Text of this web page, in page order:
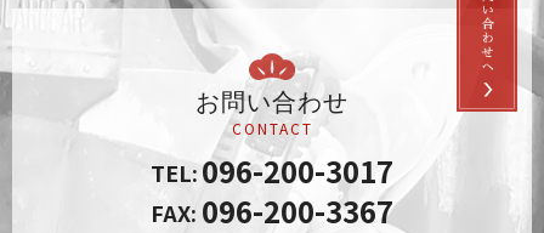
お問い合わせ
CONTACT
TEL:096-200-3017
FAX: 096-200-3367